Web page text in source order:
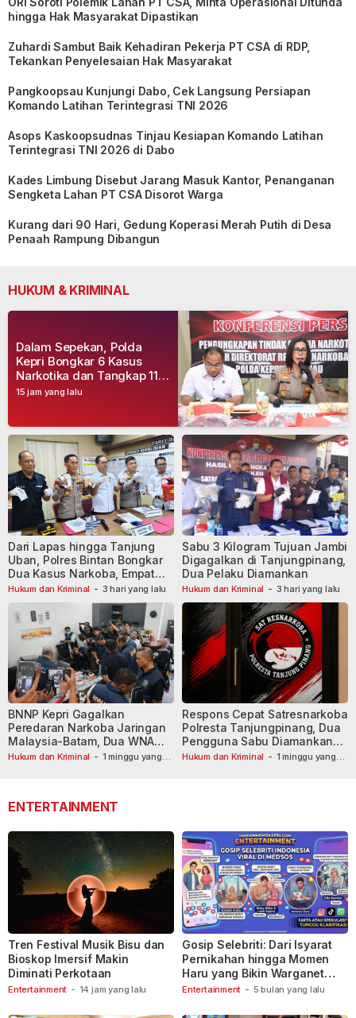
hingga Hak Masyarakat Dipastikan
Zuhardi Sambut Baik Kehadiran Pekerja PT CSA di RDP,
Tekankan Penyelesaian Hak Masyarakat
Pangkoopsau Kunjungi Dabo, Cek Langsung Persiapan
Komando Latihan Terintegrasi TNI 2026
Asops Kaskoopsudnas Tinjau Kesiapan Komando Latihan
Terintegrasi TNI 2026 di Dabo
Kades Limbung Disebut Jarang Masuk Kantor, Penanganan
Sengketa Lahan PT CSA Disorot Warga
Kurang dari 90 Hari, Gedung Koperasi Merah Putih di Desa
Penaah Rampung Dibangun
HUKUM & KRIMINAL
15 jam yang lalu
Dalam Sepekan, Polda
Kepri Bongkar 6 Kasus
Narkotika dan Tangkap 11
Tersangka
Hukum dan Kriminal - 3 hari yang lalu
Dari Lapas hingga Tanjung
Uban, Polres Bintan Bongkar
Dua Kasus Narkoba, Empat
Tersangka Dibekuk
Hukum dan Kriminal - 3 hari yang lalu
Sabu 3 Kilogram Tujuan Jambi
Digagalkan di Tanjungpinang,
Dua Pelaku Diamankan
Hukum dan Kriminal - 1 minggu yang
BNNP Kepri Gagalkan
Peredaran Narkoba Jaringan
Malaysia-Batam, Dua WNA
Masih Diburu
Hukum dan Kriminal - 1 minggu yang
Respons Cepat Satresnarkoba
Polresta Tanjungpinang, Dua
Pengguna Sabu Diamankan
Usai Dilaporkan ke Call Center
ENTERTAINMENT
Entertainment - 14 jam yang lalu
Tren Festival Musik Bisu dan
Bioskop Imersif Makin
Diminati Perkotaan
Entertainment - 5 bulan yang lalu
Gosip Selebriti: Dari Isyarat
Pernikahan hingga Momen
Haru yang Bikin Warganet
Berspekulasi